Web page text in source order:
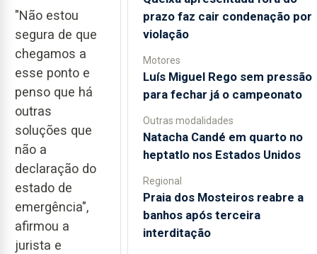
"Não estou
segura de que
chegamos a
esse ponto e
penso que há
outras
soluções que
não a
declaração do
estado de
emergência",
afirmou a
jurista e
prazo faz cair condenação por
violação
Motores
Luís Miguel Rego sem pressão
para fechar já o campeonato
Outras modalidades
Natacha Candé em quarto no
heptatlo nos Estados Unidos
Regional
Praia dos Mosteiros reabre a
banhos após terceira
interditação